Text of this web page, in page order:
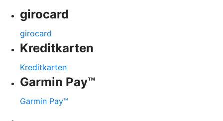
girocard
girocard
Kreditkarten
Kreditkarten
Garmin Pay™
Garmin Pay™